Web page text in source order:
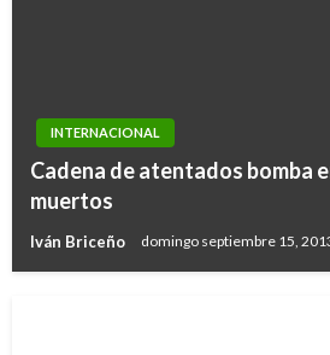
INTERNACIONAL
Cadena de atentados bomba
muertos
Iván Briceño domingo septiembre 15,